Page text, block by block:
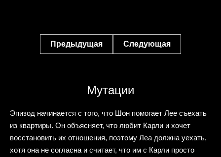
Предыдущая Следующая
Мутации
Эпизод начинается с того, что Шон помогает Лее съехать
из квартиры. Он объясняет, что любит Карли и хочет
восстановить их отношения, поэтому Леа должна уехать,
хотя она не согласна и считает, что им с Карли просто